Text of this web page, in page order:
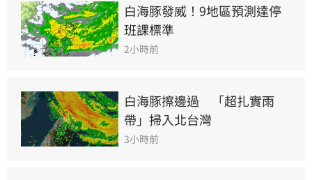
白海豚發威！9地區預測達停
班課標準
2小時前
白海豚擦邊過　「超扎實雨
帶」掃入北台灣
3小時前